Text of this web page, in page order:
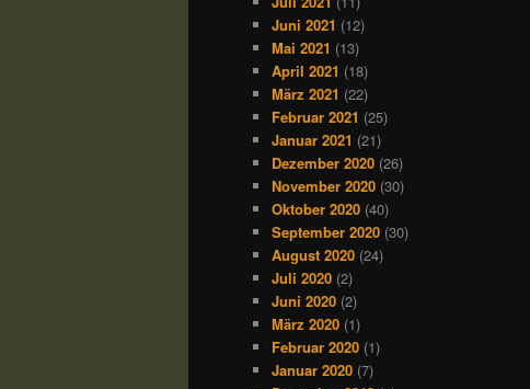
Juni 2021 (12)
Mai 2021 (13)
April 2021 (18)
März 2021 (22)
Februar 2021 (25)
Januar 2021 (21)
Dezember 2020 (26)
November 2020 (30)
Oktober 2020 (40)
September 2020 (30)
August 2020 (24)
Juli 2020 (2)
Juni 2020 (2)
März 2020 (1)
Februar 2020 (1)
Januar 2020 (7)